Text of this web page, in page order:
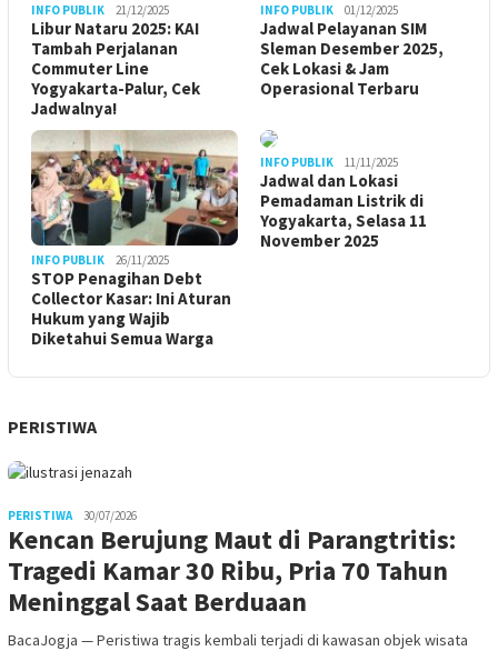
INFO PUBLIK 21/12/2025
Libur Nataru 2025: KAI
Tambah Perjalanan
Commuter Line
Yogyakarta-Palur, Cek
Jadwalnya!
INFO PUBLIK 01/12/2025
Jadwal Pelayanan SIM
Sleman Desember 2025,
Cek Lokasi & Jam
Operasional Terbaru
INFO PUBLIK 26/11/2025
STOP Penagihan Debt
Collector Kasar: Ini Aturan
Hukum yang Wajib
Diketahui Semua Warga
INFO PUBLIK 11/11/2025
Jadwal dan Lokasi
Pemadaman Listrik di
Yogyakarta, Selasa 11
November 2025
PERISTIWA
PERISTIWA 30/07/2026
Kencan Berujung Maut di Parangtritis:
Tragedi Kamar 30 Ribu, Pria 70 Tahun
Meninggal Saat Berduaan
BacaJogja — Peristiwa tragis kembali terjadi di kawasan objek wisata